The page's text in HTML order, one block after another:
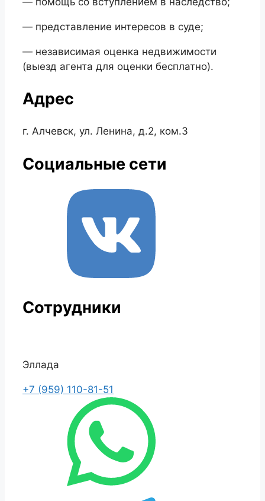
— представление интересов в суде;
— независимая оценка недвижимости
(выезд агента для оценки бесплатно).
Адрес
г. Алчевск, ул. Ленина, д.2, ком.3
Социальные сети
Сотрудники
Эллада
+7 (959) 110-81-51